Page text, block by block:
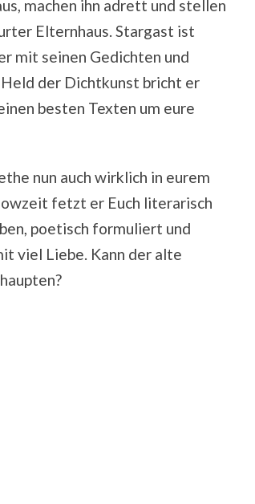
machen ihn adrett und stellen
Elternhaus. Stargast ist
mit seinen Gedichten und
der Dichtkunst bricht er
besten Texten um eure
nun auch wirklich in eurem
fetzt er Euch literarisch
poetisch formuliert und
viel Liebe. Kann der alte